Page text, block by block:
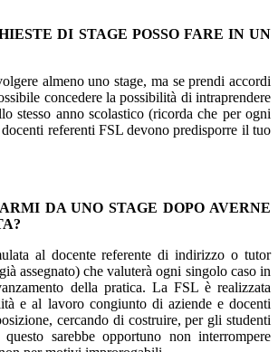
DI STAGE POSSO FARE IN UN
almeno uno stage, ma se prendi accordi
concedere la possibilità di intraprendere
stesso anno scolastico (ricorda che per ogni
docenti referenti FSL devono predisporre il tuo
DA UNO STAGE DOPO AVERNE
al docente referente di indirizzo o tutor
assegnato) che valuterà ogni singolo caso in
della pratica. La FSL è realizzata
e al lavoro congiunto di aziende e docenti
cercando di costruire, per gli studenti
sarebbe opportuno non interrompere